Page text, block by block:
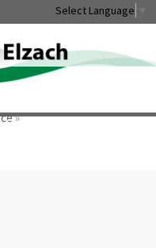
Select Language
»